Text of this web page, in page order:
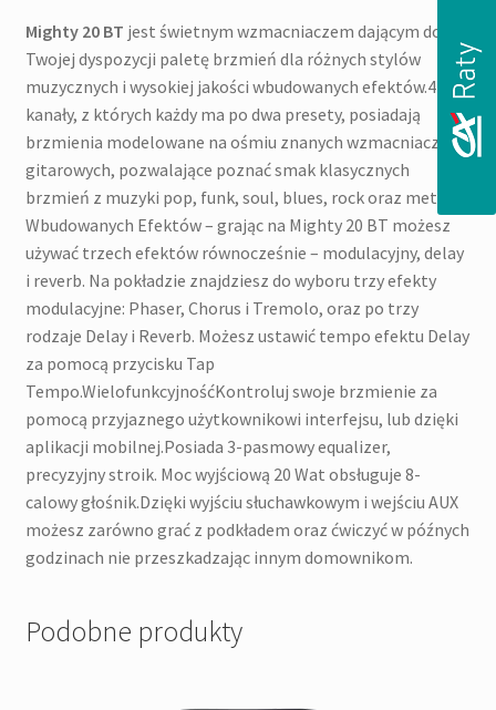
Mighty 20 BT jest świetnym wzmacniaczem dającym do
Twojej dyspozycji paletę brzmień dla różnych stylów
muzycznych i wysokiej jakości wbudowanych efektów.4
kanały, z których każdy ma po dwa presety, posiadają
brzmienia modelowane na ośmiu znanych wzmacniaczach
gitarowych, pozwalające poznać smak klasycznych
brzmień z muzyki pop, funk, soul, blues, rock oraz metal.9
Wbudowanych Efektów – grając na Mighty 20 BT możesz
używać trzech efektów równocześnie – modulacyjny, delay
i reverb. Na pokładzie znajdziesz do wyboru trzy efekty
modulacyjne: Phaser, Chorus i Tremolo, oraz po trzy
rodzaje Delay i Reverb. Możesz ustawić tempo efektu Delay
za pomocą przycisku Tap
Tempo.WielofunkcyjnośćKontroluj swoje brzmienie za
pomocą przyjaznego użytkownikowi interfejsu, lub dzięki
aplikacji mobilnej.Posiada 3-pasmowy equalizer,
precyzyjny stroik. Moc wyjściową 20 Wat obsługuje 8-
calowy głośnik.Dzięki wyjściu słuchawkowym i wejściu AUX
możesz zarówno grać z podkładem oraz ćwiczyć w późnych
godzinach nie przeszkadzając innym domownikom.
Podobne produkty